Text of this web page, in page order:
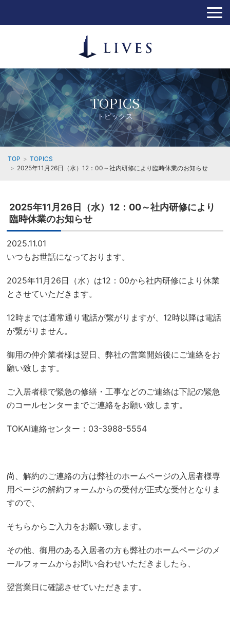
TOPICS
トピックス
TOP
TOPICS
2025年11月26日（水）12：00～社内研修により臨時休業のお知らせ
2025年11月26日（水）12：00～社内研修により
臨時休業のお知らせ
2025.11.01
いつもお世話になっております。
2025年11月26日（水）は12：00から社内研修により休業
とさせていただきます。
12時までは通常通り電話が繋がりますが、12時以降は電話
が繋がりません。
御用の仲介業者様は翌日、弊社の営業開始後にご連絡をお
願い致します。
ご入居者様で緊急の修繕・工事などのご連絡は下記の緊急
のコールセンターまでご連絡をお願い致します。
TOKAI連絡センター：03-3988-5554
尚、解約のご連絡の方は弊社のホームページの入居者様専
用ページの解約フォームからの受付が正式な受付となりま
すので、
そちらからご入力をお願い致します。
その他、御用のある入居者の方も弊社のホームページのメ
ールフォームからお問い合わせいただきましたら、
翌営業日に確認させていただきます。